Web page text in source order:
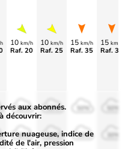
10 km/h
Raf. 20
10 km/h
Raf. 25
15 km/h
Raf. 35
15 km/
Raf.
50%
30%
50%
30%
50%
30%
aux abonnés.
découvrir:
nuageuse, indice de
de l'air, pression